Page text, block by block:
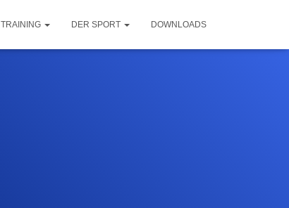
TRAINING DER SPORT DOWNLOADS